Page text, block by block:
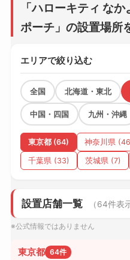
「ハローキティ な
ポーチ」の設置場所
エリアで絞り込む
全国 北海道・東北
中国・四国 九州・沖縄
東京都 (64) 神奈川県
千葉県 (33) 茨城県 (7)
設置店舗一覧 （64件表
※公式情報ではありません
東京都 64件